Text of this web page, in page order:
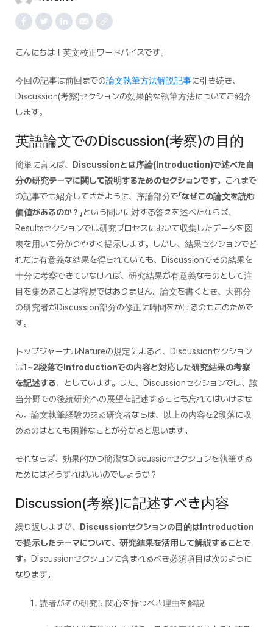
こんにちは！英文校正ワードバイスです。
今回の記事は前回までの論文執筆方法解説記事に引き続き、
Discussion(考察)セクションの効果的な執筆方法についてご紹介
します。
英語論文でのDiscussion(考察)の目的
簡単に言えば、 Discussionとは序論(Introduction)で述べた自
分の研究テーマに関して説明するためのセクションです。
これまで
の記事でも紹介してきたように、序論部分で「なぜこの論文を読む
価値があるのか？」という問いに対する答えを述べたならば、
Resultsセクションでは研究プロセスにおいて収集したデータを図
表を用いて分かりやすく提示します。しかし、結果セクションでど
れだけ有意義な結果を得られていても、Discussionでその結果を
十分に考察できていなければ、研究結果が有意義なものとして注
目を集めることは容易ではありません。論文を書くとき、大部分
の研究者がDiscussion部分の修正に時間をかけるのもこのためで
す。
トップジャーナルNatureの規定によると、Discussionセクション
は1~2段落でIntroductionでの内容と対応した研究結果の考察
を記述する、としています。また、Discussionセクションでは、該
当分野での後続研究への展望を記述することも忘れてはいけませ
ん。論文執筆経験のある研究者ならば、以上の内容を2段落に収
めるのはとても困難なことが分かると思います。
それならば、効果的かつ簡潔なDiscussionセクションを執筆する
ためにはどうすればいいのでしょうか？
Discussion(考察)に記述すべき内容
繰り返しますが、 Discussionセクションの目的はIntroduction
で提示したテーマについて、研究結果を活用して解説することで
す。 Discussionセクションに含まれるべき必須項目は次のように
なります。
読者がその研究に関心を持つべき理由を解説